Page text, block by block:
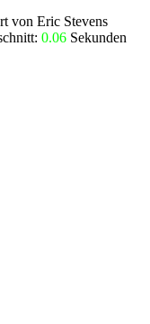
von Eric Stevens
0.06 Sekunden